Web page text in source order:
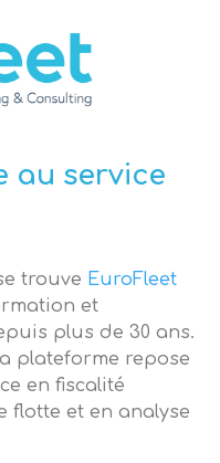
au service
trouve EuroFleet
et
plus de 30 ans.
plateforme repose
en fiscalité
flotte et en analyse